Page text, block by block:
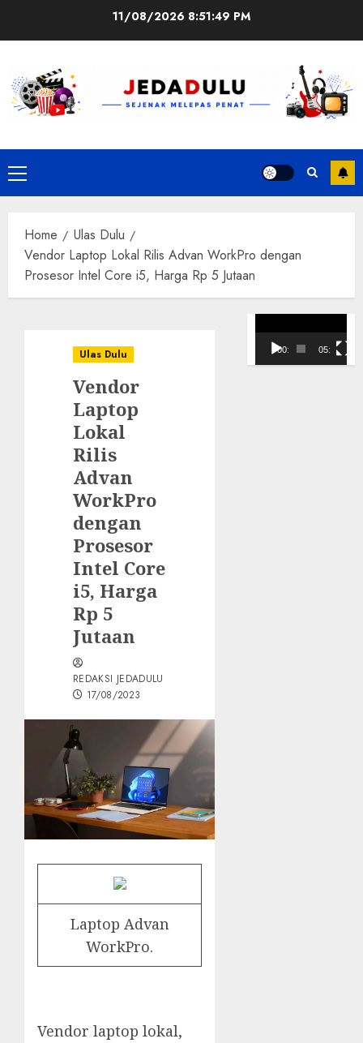
11/08/2026 8:51:50 PM
Primary
Menu
Home
Ulas Dulu
Vendor Laptop Lokal Rilis Advan WorkPro dengan
Prosesor Intel Core i5, Harga Rp 5 Jutaan
Ulas Dulu
Vendor
Laptop
Lokal
Rilis
Advan
WorkPro
dengan
Prosesor
Intel Core
i5, Harga
Rp 5
Jutaan
REDAKSI JEDADULU
17/08/2023
Laptop Advan
WorkPro.
Vendor laptop lokal,
Video
00:00 05:10